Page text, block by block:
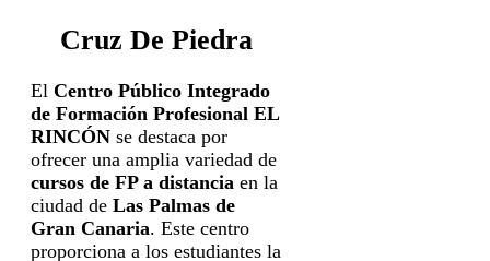
Cruz De Piedra
El Centro Público Integrado
de Formación Profesional EL
RINCÓN se destaca por
ofrecer una amplia variedad de
cursos de FP a distancia en la
ciudad de Las Palmas de
Gran Canaria. Este centro
proporciona a los estudiantes la